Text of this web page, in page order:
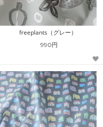
freeplants（グレー）
990円